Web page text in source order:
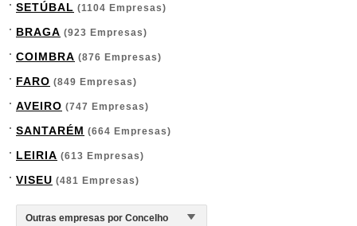
SETÚBAL (1104 Empresas)
BRAGA (923 Empresas)
COIMBRA (876 Empresas)
FARO (849 Empresas)
AVEIRO (747 Empresas)
SANTARÉM (664 Empresas)
LEIRIA (613 Empresas)
VISEU (481 Empresas)